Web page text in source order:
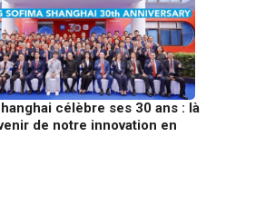
célèbre ses 30 ans : là
de notre innovation en